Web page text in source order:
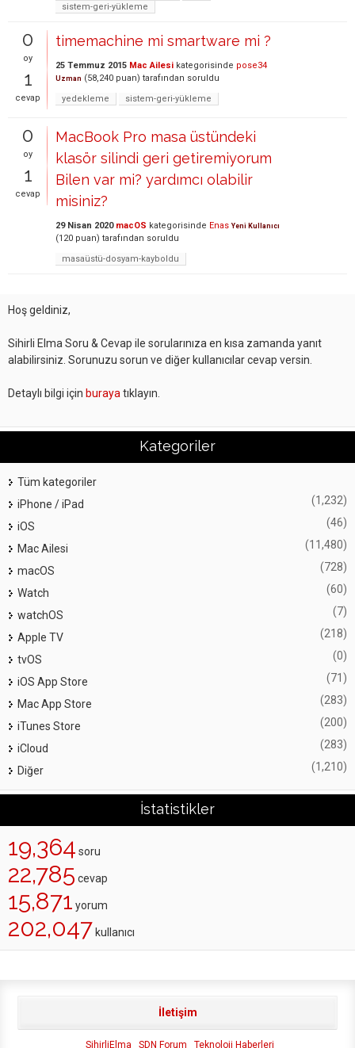
sistem-geri-yükleme
0
oy
1
cevap
timemachine mi smartware mi ?
25 Temmuz 2015 Mac Ailesi kategorisinde pose34
Uzman (58,240 puan) tarafından soruldu
yedekleme
sistem-geri-yükleme
0
oy
1
cevap
MacBook Pro masa üstündeki
klasör silindi geri getiremiyorum
Bilen var mi? yardımcı olabilir
misiniz?
29 Nisan 2020 macOS kategorisinde Enas Yeni Kullanıcı
(120 puan) tarafından soruldu
masaüstü-dosyam-kayboldu
Hoş geldiniz,
Sihirli Elma Soru & Cevap ile sorularınıza en kısa zamanda yanıt
alabilirsiniz. Sorunuzu sorun ve diğer kullanıcılar cevap versin.
Detaylı bilgi için buraya tıklayın.
Kategoriler
Tüm kategoriler
iPhone / iPad
(1,232)
iOS (46)
Mac Ailesi (11,480)
macOS (728)
Watch (60)
watchOS (7)
Apple TV (218)
tvOS (0)
iOS App Store (71)
Mac App Store (283)
iTunes Store (200)
iCloud (283)
Diğer (1,210)
İstatistikler
19,364 soru
22,785 cevap
15,871 yorum
202,047 kullanıcı
İletişim
SihirliElma SDN Forum Teknoloji Haberleri